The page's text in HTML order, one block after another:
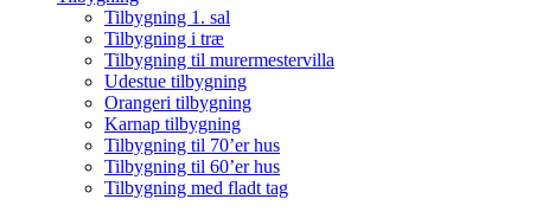
Tilbygning 1. sal
Tilbygning i træ
Tilbygning til murermestervilla
Udestue tilbygning
Orangeri tilbygning
Karnap tilbygning
Tilbygning til 70’er hus
Tilbygning til 60’er hus
Tilbygning med fladt tag